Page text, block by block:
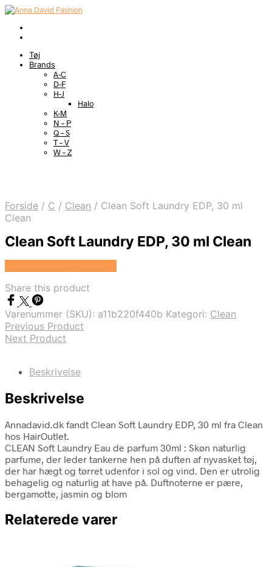
Tøj
Brands
A-C
D-F
H-J
Halo
K-M
N – P
Q – S
T – V
W – Z
Forside / C / Clean / Clean Soft Laundry EDP, 30 ml
Clean
Clean Soft Laundry EDP, 30 ml Clean
Share this product
Varenummer (SKU): a11b220f440b Kategori: Clean
Previous Product
Next Product
Beskrivelse
Beskrivelse
Annadavid.dk fandt Clean Soft Laundry EDP, 30 ml fra Clean
hos HairOutlet.
CLEAN Soft Laundry Eau de parfum 30ml : Skøn naturlig
parfume, der leder tankerne hen på duften af nyvasket tøj,
der har hægt og tørret udenfor i sol og vind. Den er utrolig
behagelig og naturlig at have på. Duftnoterne er pære,
bergamotte, jasmin og blom
Relaterede varer